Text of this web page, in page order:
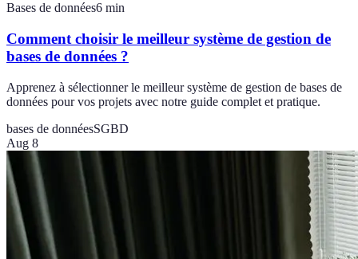
Bases de données6 min
Comment choisir le meilleur système de gestion de
bases de données ?
Apprenez à sélectionner le meilleur système de gestion de bases de
données pour vos projets avec notre guide complet et pratique.
bases de donnéesSGBD
Aug 8